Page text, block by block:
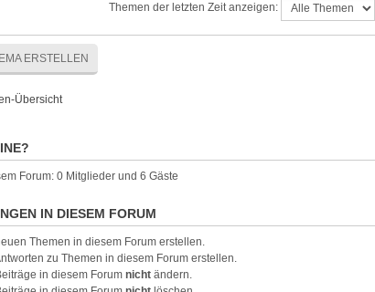
Themen der letzten Zeit anzeigen:
ERSTELLEN
Übersicht
Forum: 0 Mitglieder und 6 Gäste
IN DIESEM FORUM
Themen in diesem Forum erstellen.
zu Themen in diesem Forum erstellen.
in diesem Forum nicht ändern.